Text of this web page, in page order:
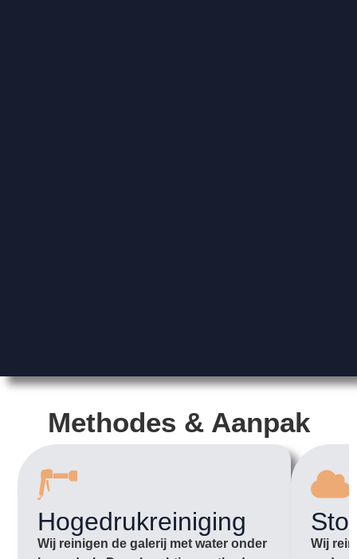
Methodes & Aanpak
Hogedrukreiniging
Wij reinigen de galerij met water onder
Wij